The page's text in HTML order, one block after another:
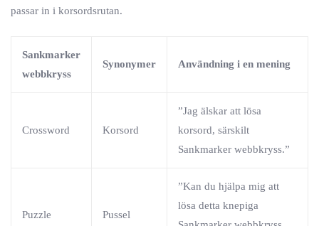
passar in i korsordsrutan.
Sankmarker
webbkryss
Synonymer Användning i en mening
Crossword Korsord
”Jag älskar att lösa
korsord, särskilt
Sankmarker webbkryss.”
Puzzle Pussel
”Kan du hjälpa mig att
lösa detta knepiga